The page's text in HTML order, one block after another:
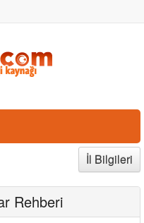
İl Bilgileri
Rehberi